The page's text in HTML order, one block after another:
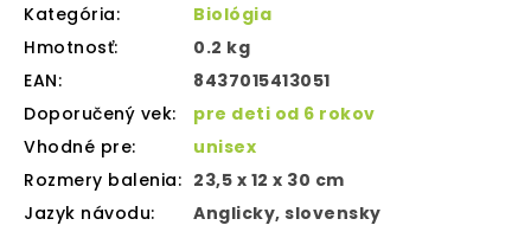
Kategória:
Biológia
Hmotnosť:
0.2 kg
EAN:
8437015413051
Doporučený vek:
pre deti od 6 rokov
Vhodné pre:
unisex
Rozmery balenia: 23,5 x 12 x 30 cm
Jazyk návodu: Anglicky, slovensky